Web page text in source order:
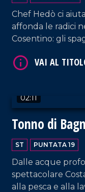
Chef Hedò ci
affonda le radici
Cosentino: gli
02:11
Tonno di
ST PUNTATA 19
Dalle acque
spettacolare
alla pesca e alla
VAI AL TITOLO